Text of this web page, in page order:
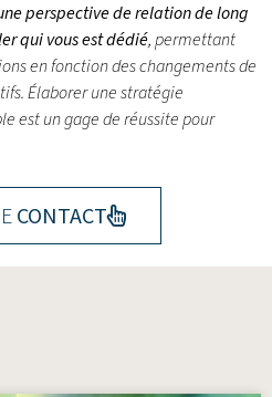
perspective de relation de long
qui vous est dédié, permettant
en fonction des changements de
Élaborer une stratégie
est un gage de réussite pour
CONTACT